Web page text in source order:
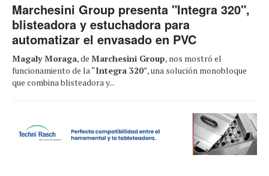
Marchesini Group presenta "Integra 320",
blisteadora y estuchadora para
automatizar el envasado en PVC
Magaly Moraga, de Marchesini Group, nos mostró el
funcionamiento de la “Integra 320”, una solución monobloque
que combina blisteadora y...